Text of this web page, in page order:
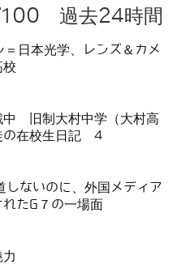
100 過去24時間
＝日本光学、レンズ＆カメ
校
中 旧制大村中学（大村高
の在校生日記 4
しないのに、外国メディア
たG７の一場面